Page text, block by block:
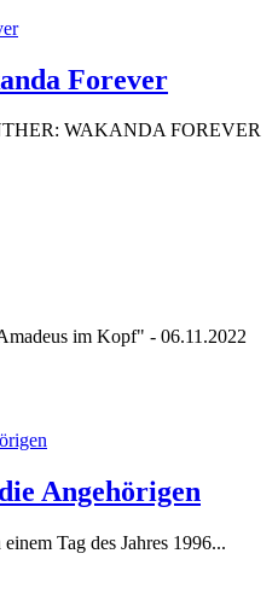
Forever
WAKANDA FOREVER
im Kopf" - 06.11.2022
Angehörigen
Tag des Jahres 1996...